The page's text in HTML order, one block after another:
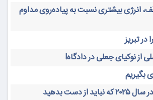
انرژی بیشتری نسبت به پیاده‌روی مداوم
در تبریز
نوکیای جعلی در دادگاه!
بگیریم